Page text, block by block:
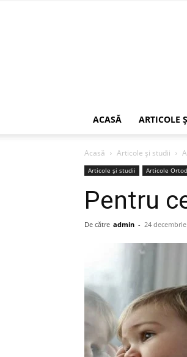
ACASĂ ARTICOLE
Acasă Articole şi studii
Articole şi studii Articole
Pentru
De către admin - 24